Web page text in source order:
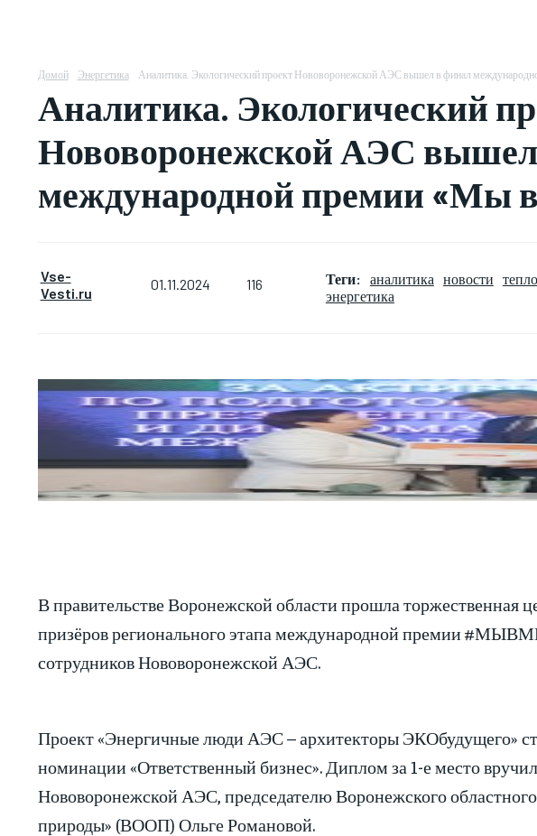
Домой Энергетика Аналитика. Экологический проект Нововоронежской АЭС вышел в финал
Аналитика. Экологический
Нововоронежской АЭС
международной премии «Мы
Vse-
Vesti.ru
01.11.2024 116 Теги: аналитика новости
энергетика
В правительстве Воронежской области прошла торжественная
призёров регионального этапа международной премии
сотрудников Нововоронежской АЭС.
Проект «Энергичные люди АЭС – архитекторы ЭКОбудущего»
номинации «Ответственный бизнес». Диплом за 1-е место
Нововоронежской АЭС, председателю Воронежского
природы» (ВООП) Ольге Романовой.